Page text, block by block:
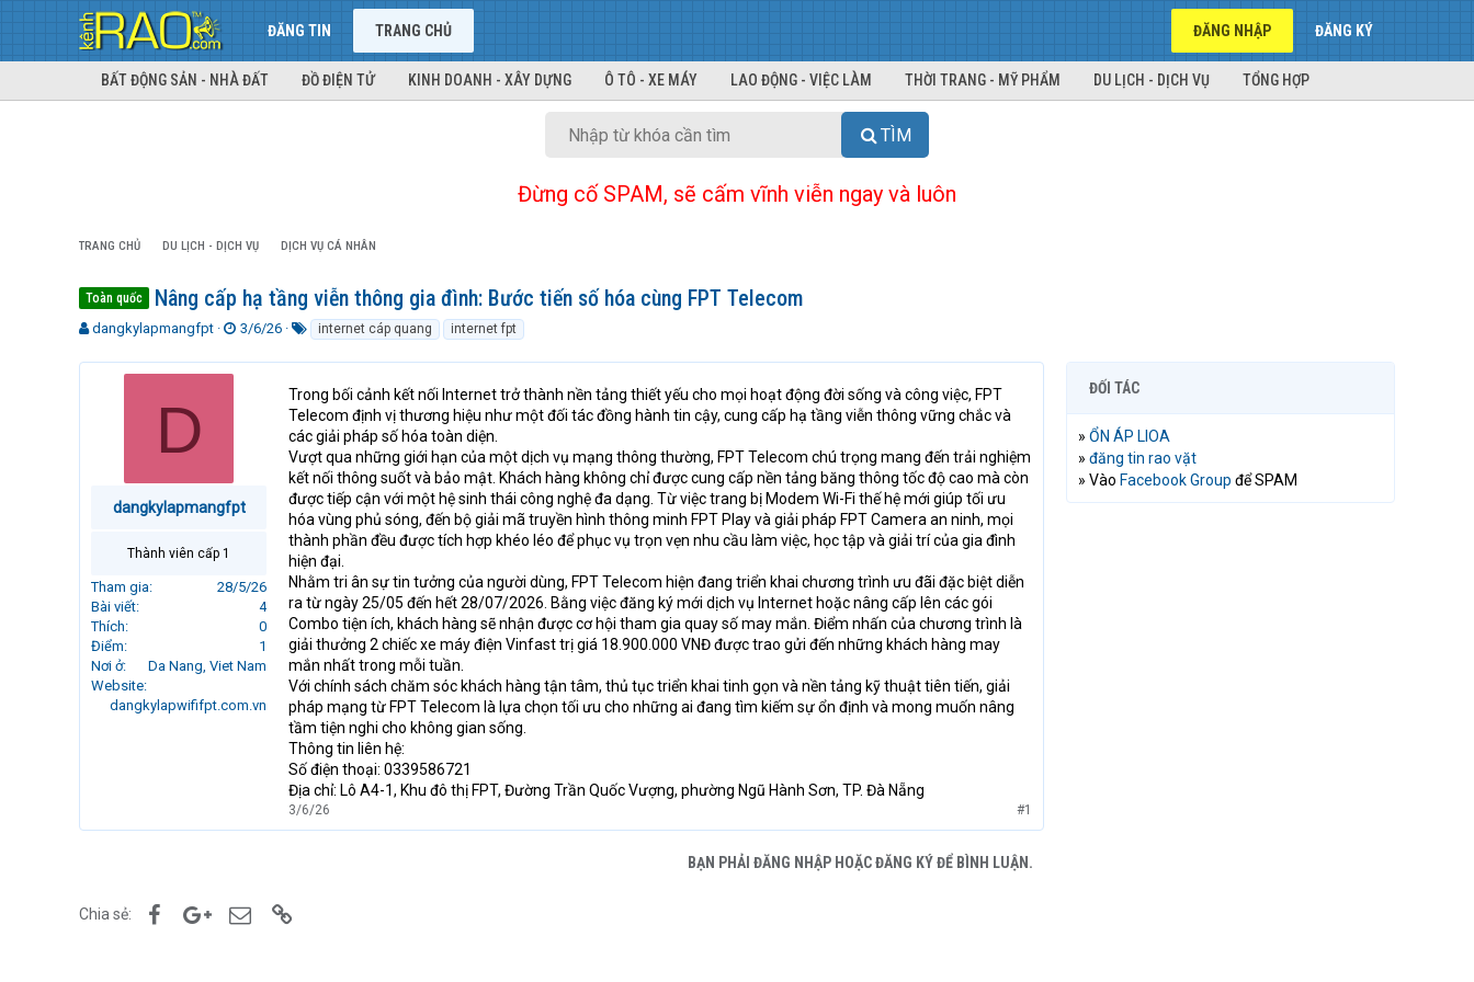
ĐĂNG TIN TRANG CHỦ ĐĂNG NHẬP ĐĂNG KÝ
BẤT ĐỘNG SẢN - NHÀ ĐẤT ĐỒ ĐIỆN TỬ KINH DOANH - XÂY DỰNG Ô TÔ - XE MÁY LAO ĐỘNG - VIỆC LÀM THỜI TRANG - MỸ PHẨM DU LỊCH - DỊCH VỤ TỔNG HỢP
TÌM
Đừng cố SPAM, sẽ cấm vĩnh viễn ngay và luôn
TRANG CHỦ DU LỊCH - DỊCH VỤ DỊCH VỤ CÁ NHÂN
Toàn quốc Nâng cấp hạ tầng viễn thông gia đình: Bước tiến số hóa cùng FPT Telecom
T
r
dangkylapmangfpt
N
à
3/6/26
k
a
internet cáp quang internet fpt
D
dangkylapmangfpt
Thành viên cấp 1
Tham gia
28/5/26
Bài viết
4
Thích
0
Điểm
1
Nơi ở
Da Nang, Viet Nam
Website
dangkylapwififpt.com.vn
Trong bối cảnh kết nối Internet trở thành nền tảng thiết yếu cho mọi hoạt động đời sống và công việc, FPT
Telecom định vị thương hiệu như một đối tác đồng hành tin cậy, cung cấp hạ tầng viễn thông vững chắc và
các giải pháp số hóa toàn diện.
Vượt qua những giới hạn của một dịch vụ mạng thông thường, FPT Telecom chú trọng mang đến trải nghiệm
kết nối thông suốt và bảo mật. Khách hàng không chỉ được cung cấp nền tảng băng thông tốc độ cao mà còn
được tiếp cận với một hệ sinh thái công nghệ đa dạng. Từ việc trang bị Modem Wi-Fi thế hệ mới giúp tối ưu
hóa vùng phủ sóng, đến bộ giải mã truyền hình thông minh FPT Play và giải pháp FPT Camera an ninh, mọi
thành phần đều được tích hợp khéo léo để phục vụ trọn vẹn nhu cầu làm việc, học tập và giải trí của gia đình
hiện đại.
Nhằm tri ân sự tin tưởng của người dùng, FPT Telecom hiện đang triển khai chương trình ưu đãi đặc biệt diễn
ra từ ngày 25/05 đến hết 28/07/2026. Bằng việc đăng ký mới dịch vụ Internet hoặc nâng cấp lên các gói
Combo tiện ích, khách hàng sẽ nhận được cơ hội tham gia quay số may mắn. Điểm nhấn của chương trình là
giải thưởng 2 chiếc xe máy điện Vinfast trị giá 18.900.000 VNĐ được trao gửi đến những khách hàng may
mắn nhất trong mỗi tuần.
Với chính sách chăm sóc khách hàng tận tâm, thủ tục triển khai tinh gọn và nền tảng kỹ thuật tiên tiến, giải
pháp mạng từ FPT Telecom là lựa chọn tối ưu cho những ai đang tìm kiếm sự ổn định và mong muốn nâng
tầm tiện nghi cho không gian sống.
Thông tin liên hệ:
Số điện thoại: 0339586721
Địa chỉ: Lô A4-1, Khu đô thị FPT, Đường Trần Quốc Vượng, phường Ngũ Hành Sơn, TP. Đà Nẵng
3/6/26 #1
BẠN PHẢI ĐĂNG NHẬP HOẶC ĐĂNG KÝ ĐỂ BÌNH LUẬN.
Chia sẻ: FacebookGoogle+Email
ĐỐI TÁC
» ỔN ÁP LIOA
» đăng tin rao vặt
» Vào Facebook Group để SPAM